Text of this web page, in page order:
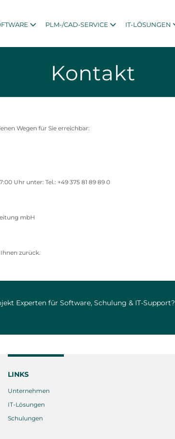
PLM-/CAD-SERVICE IT-LÖSUNGEN
Kontakt
Wegen für Sie erreichbar:
Uhr unter: Tel.: +49 375 81 89 89 0
mbH
zurück.
Experten für Software, Schulung & IT-Support?
LINKS
Unternehmen
IT-Lösungen
Schulungen